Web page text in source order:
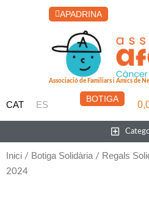
APADRINA
Associació de Familiars i Amics de
CAT ES
BOTIGA
Inici / Botiga Solidària/ Regals
2024